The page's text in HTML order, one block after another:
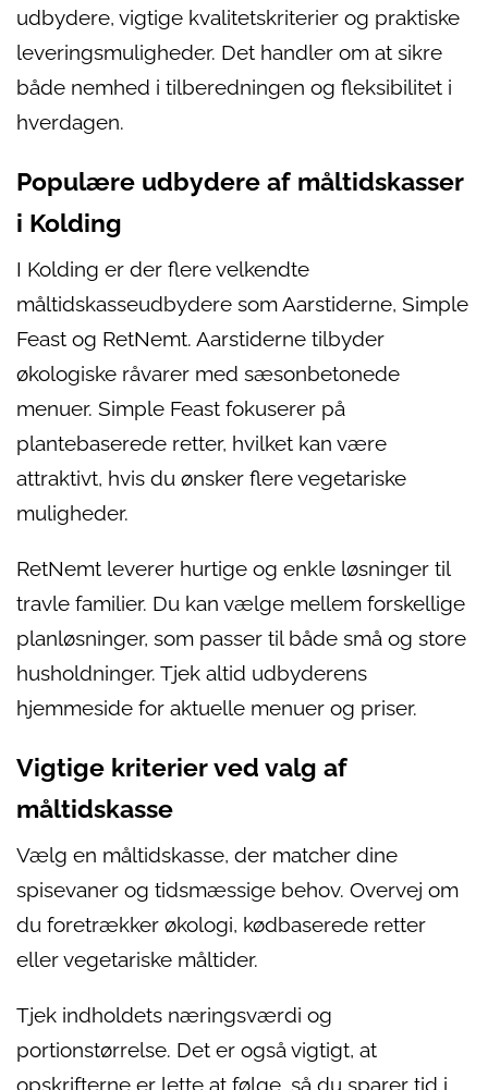
udbydere, vigtige kvalitetskriterier og praktiske
leveringsmuligheder. Det handler om at sikre
både nemhed i tilberedningen og fleksibilitet i
hverdagen.
Populære udbydere af måltidskasser
i Kolding
I Kolding er der flere velkendte
måltidskasseudbydere som Aarstiderne, Simple
Feast og RetNemt. Aarstiderne tilbyder
økologiske råvarer med sæsonbetonede
menuer. Simple Feast fokuserer på
plantebaserede retter, hvilket kan være
attraktivt, hvis du ønsker flere vegetariske
muligheder.
RetNemt leverer hurtige og enkle løsninger til
travle familier. Du kan vælge mellem forskellige
planløsninger, som passer til både små og store
husholdninger. Tjek altid udbyderens
hjemmeside for aktuelle menuer og priser.
Vigtige kriterier ved valg af
måltidskasse
Vælg en måltidskasse, der matcher dine
spisevaner og tidsmæssige behov. Overvej om
du foretrækker økologi, kødbaserede retter
eller vegetariske måltider.
Tjek indholdets næringsværdi og
portionstørrelse. Det er også vigtigt, at